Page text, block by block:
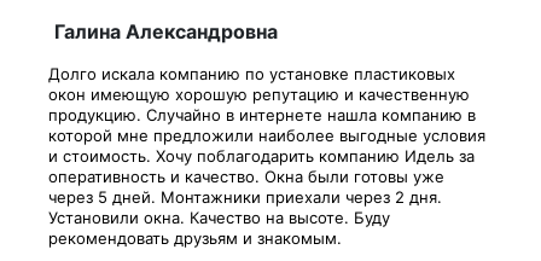
Галина Александровна
Долго искала компанию по установке пластиковых
окон имеющую хорошую репутацию и качественную
продукцию. Случайно в интернете нашла компанию в
которой мне предложили наиболее выгодные условия
и стоимость. Хочу поблагодарить компанию Идель за
оперативность и качество. Окна были готовы уже
через 5 дней. Монтажники приехали через 2 дня.
Установили окна. Качество на высоте. Буду
рекомендовать друзьям и знакомым.